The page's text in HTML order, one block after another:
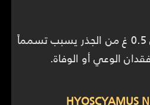
عالية جداً؛ تناول أكثر من 0.5 غ من الجذر يسبب تسمماً
الوعي أو الوفاة.